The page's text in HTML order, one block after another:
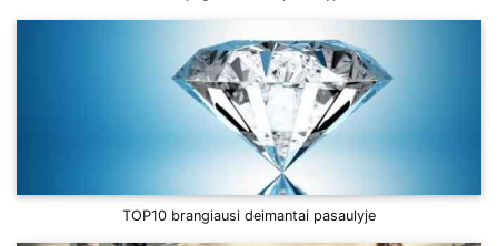
TOP10 brangiausi deimantai pasaulyje